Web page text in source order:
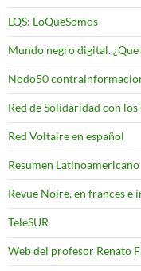
LQS: LoQueSomos
Mundo negro digital. ¿Que
Nodo50
Red de Solidaridad con
Red Voltaire en español
Resumen Latinoamericano
Revue Noire, en frances e
TeleSUR
Web del profesor Renato